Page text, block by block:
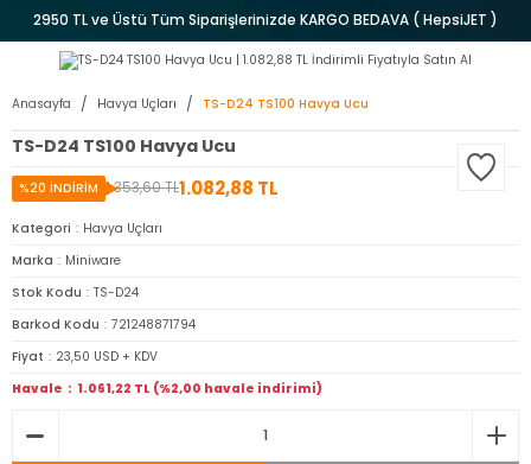
2950 TL ve Üstü Tüm Siparişlerinizde KARGO BEDAVA ( HepsiJET )
Anasayfa Havya Uçları TS-D24 TS100 Havya Ucu
TS-D24 TS100 Havya Ucu
1.353,60 TL1.082,88 TL
%20 İNDİRİM
Kategori
Havya Uçları
Marka
Miniware
Stok Kodu
TS-D24
Barkod Kodu
721248871794
Fiyat
23,50 USD + KDV
Havale
1.061,22 TL (%2,00 havale indirimi)